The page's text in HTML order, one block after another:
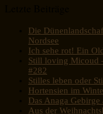
Die
Nordsee
Ich sehe rot! Ein
Still loving Micoud
#282
Stilles leben oder
Hortensien im
Das Anaga
Aus der